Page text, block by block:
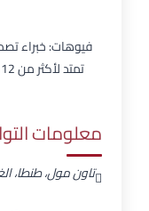
فيوهات: خبراء
تمتد لأكثر من 12 سنة في بناء الهوية الرقمية للشركات.
معلومات
تاون مول، طنطا،